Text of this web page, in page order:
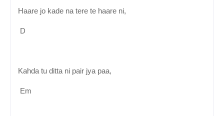
Haare jo kade na tere te haare ni,
D
Kahda tu ditta ni pair jya paa,
Em